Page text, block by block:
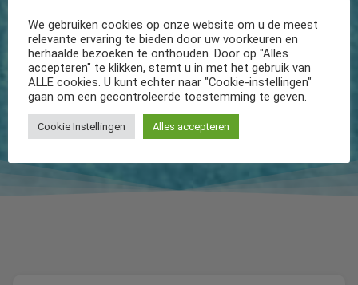
We gebruiken cookies op onze website om u de meest
relevante ervaring te bieden door uw voorkeuren en
herhaalde bezoeken te onthouden. Door op "Alles
accepteren" te klikken, stemt u in met het gebruik van
ALLE cookies. U kunt echter naar "Cookie-instellingen"
gaan om een gecontroleerde toestemming te geven.
Cookie Instellingen Alles accepteren